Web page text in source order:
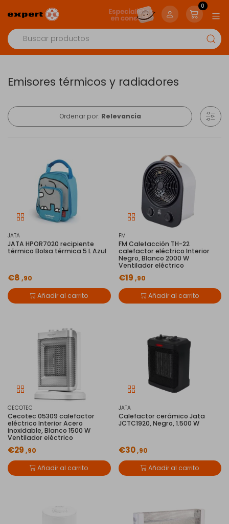
0
Emisores térmicos y radiadores
Ordenar por: Relevancia
JATA
JATA HPOR7020 recipiente
térmico Bolsa térmica 5 L Azul
€8 ,90
Añadir al carrito
FM
FM Calefacción TH-22
calefactor eléctrico Interior
Negro, Blanco 2000 W
Ventilador eléctrico
€19 ,90
Añadir al carrito
CECOTEC
Cecotec 05309 calefactor
eléctrico Interior Acero
inoxidable, Blanco 1500 W
Ventilador eléctrico
€29 ,90
Añadir al carrito
JATA
Calefactor cerámico Jata
JCTC1920, Negro, 1.500 W
€30,90
Añadir al carrito